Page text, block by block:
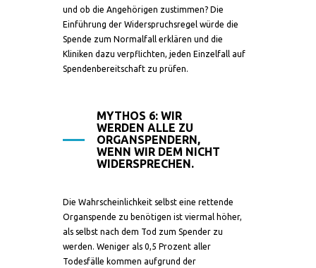
und ob die Angehörigen zustimmen? Die
Einführung der Widerspruchsregel würde die
Spende zum Normalfall erklären und die
Kliniken dazu verpflichten, jeden Einzelfall auf
Spendenbereitschaft zu prüfen.
MYTHOS 6: WIR
WERDEN ALLE ZU
ORGANSPENDERN,
WENN WIR DEM NICHT
WIDERSPRECHEN.
Die Wahrscheinlichkeit selbst eine rettende
Organspende zu benötigen ist viermal höher,
als selbst nach dem Tod zum Spender zu
werden. Weniger als 0,5 Prozent aller
Todesfälle kommen aufgrund der